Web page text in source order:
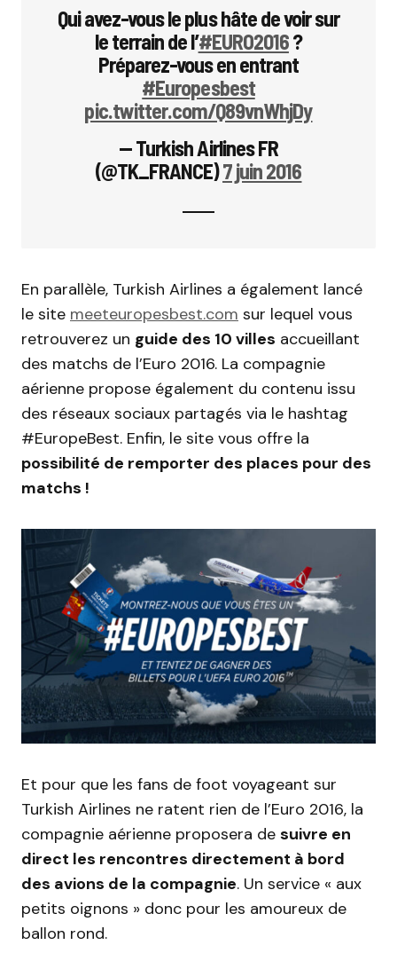
Qui avez-vous le plus hâte de voir sur
le terrain de l’#EURO2016?
Préparez-vous en entrant
#Europesbest
pic.twitter.com/Q89vnWhjDy
— Turkish Airlines FR
(@TK_FRANCE)7 juin 2016
En parallèle, Turkish Airlines a également lancé
le site meeteuropesbest.com sur lequel vous
retrouverez un guide des 10 villes accueillant
des matchs de l’Euro 2016. La compagnie
aérienne propose également du contenu issu
des réseaux sociaux partagés via le hashtag
#EuropeBest. Enfin, le site vous offre la
possibilité de remporter des places pour des
matchs !
Et pour que les fans de foot voyageant sur
Turkish Airlines ne ratent rien de l’Euro 2016, la
compagnie aérienne proposera de suivre en
direct les rencontres directement à bord
des avions de la compagnie. Un service « aux
petits oignons » donc pour les amoureux de
ballon rond.